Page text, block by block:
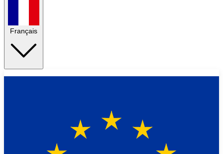
Français